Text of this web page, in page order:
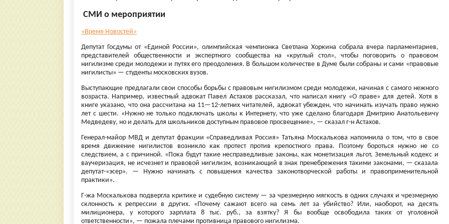
СМИ о мероприятии
«Время Новостей»
Депутат Госдумы от «Единой России», олимпийская чемпионка Светлана Хоркина собрала вчера парламентариев,
представителей общественности и экспертного сообщества на «круглый стол», чтобы поговорить о правовом
нигилизме среди молодежи и путях его преодоления. В большом количестве в Думе были собраны и сами «правовые
нигилисты» — студенты московских вузов.
Выступающие предлагали свои способы борьбы с правовым нигилизмом среди молодежи, начиная с самого нежного
возраста. Например, известный адвокат Павел Астахов рассказал, что написал книгу «О праве» для детей. Хотя в
книге указано, что она рассчитана на 11—12-летних читателей, адвокат убежден, что начинать изучать право нужно
лет с шести. «Нужно не только подключать школы к Интернету, что уже сделано благодаря Дмитрию Анатольевичу
Медведеву, но и делать для школьников доступным правовое просвещение», — сказал г-н Астахов.
Генерал-майор МВД и депутат фракции «Справедливая Россия» Татьяна Москалькова напомнила о том, что в свое
время движение нигилистов возникло как протест против крепостного права. Поэтому бороться нужно не со
следствием, а с причиной. «Пока будут такие несправедливые законы, как монетизация льгот, Земельный кодекс и
ваучеризация, не исчезнет и правовой нигилизм, возникающий в знак пренебрежения такими законами, — сказала
депутат-«эсер». — Нужно начинать с повышения качества законотворческой работы и правоприменительной
практики».
Г-жа Москалькова подвергла критике и судебную систему — за чрезмерную мягкость в одних случаях и чрезмерную
склонность к репрессии в других. «Почему сажают всего на семь лет за убийство? Или, наоборот, на десять
милиционера, у которого зарплата 8 тыс. руб., за взятку? Я бы вообще освободила таких от уголовной
ответственности», — пожала плечами противница правового нигилизма.